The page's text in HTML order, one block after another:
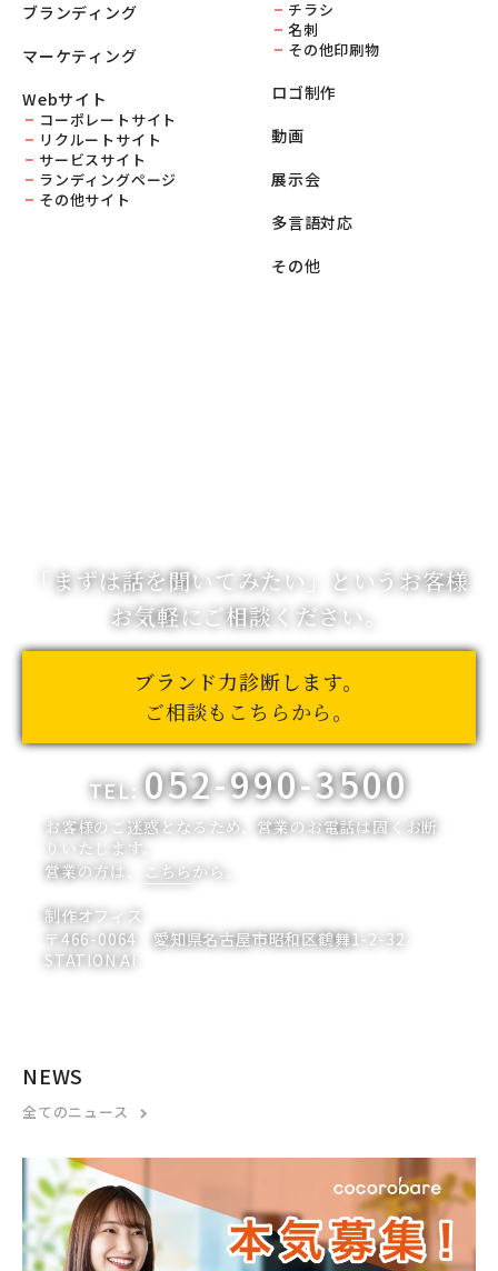
ブランディング
マーケティング
Webサイト
コーポレートサイト
リクルートサイト
サービスサイト
ランディングページ
その他サイト
チラシ
名刺
その他印刷物
ロゴ制作
動画
展示会
多言語対応
その他
「まずは話を聞いてみたい」
というお客様
お気軽にご相談ください。
ブランド力診断します。
ご相談もこちらから。
TEL:052-990-3500
お客様のご迷惑となるため、営業のお電話は固くお断
りいたします。
営業の方は、
こちらから。
制作オフィス
〒466-0064 愛知県名古屋市昭和区鶴舞1-2-32
STATION Ai
NEWS
全てのニュース